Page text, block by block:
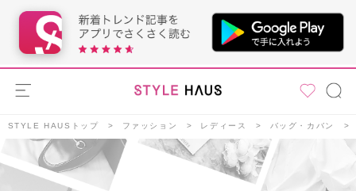
STYLE HAUSトップ ファッション レディース バッグ・カバン